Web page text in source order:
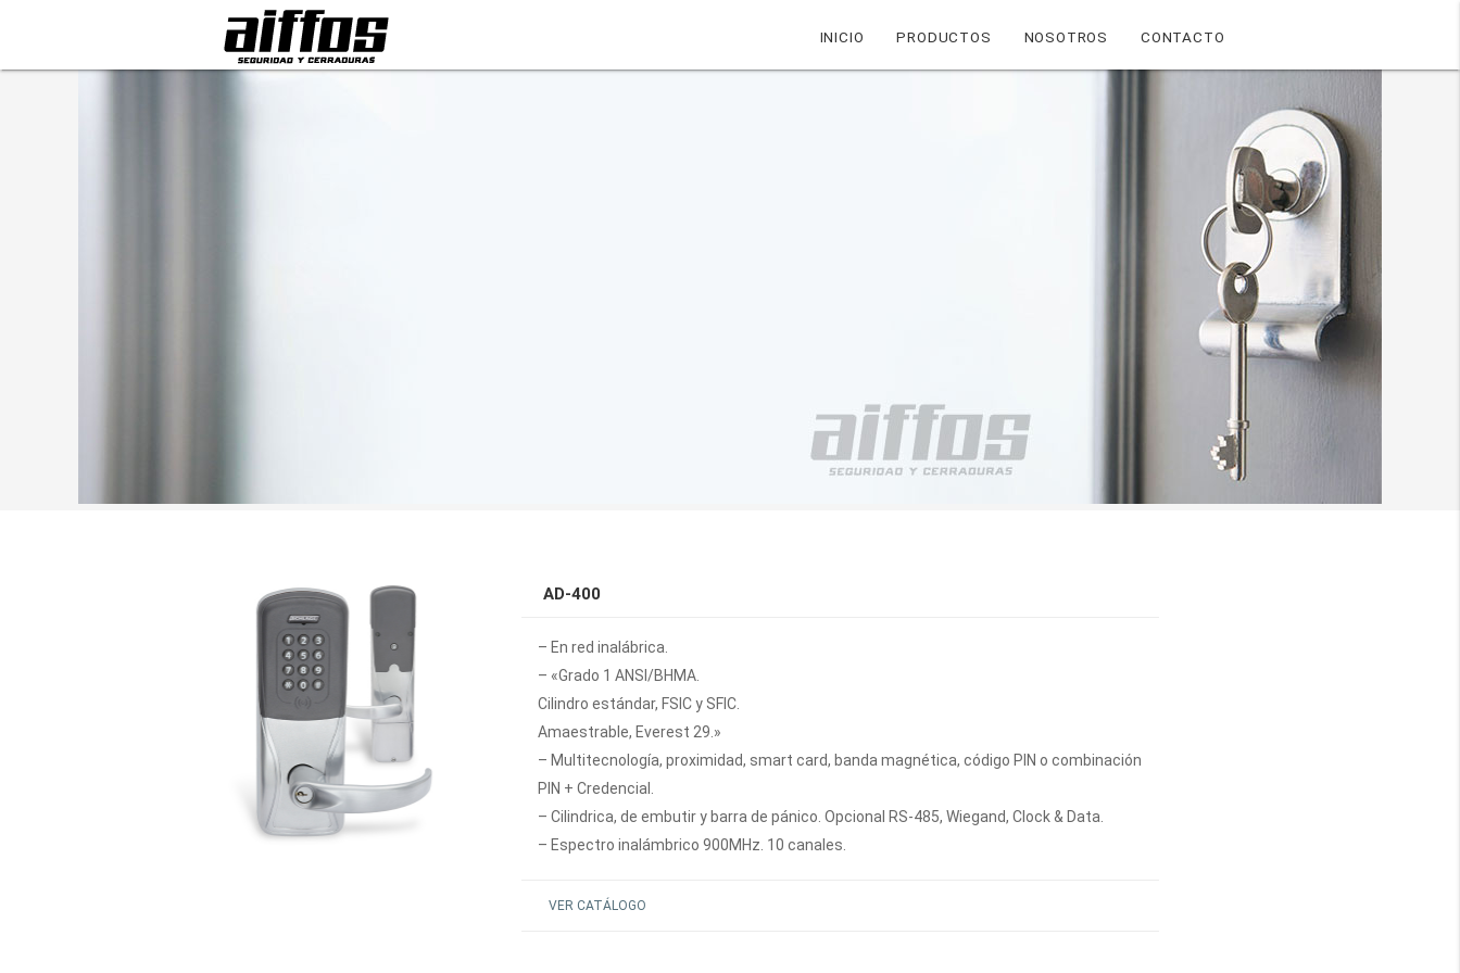
INICIO PRODUCTOS NOSOTROS CONTACTO
AD-400
– En red inalábrica.
– «Grado 1 ANSI/BHMA.
Cilindro estándar, FSIC y SFIC.
Amaestrable, Everest 29.»
– Multitecnología, proximidad, smart card, banda magnética, código PIN o combinación
PIN + Credencial.
– Cilindrica, de embutir y barra de pánico. Opcional RS-485, Wiegand, Clock & Data.
– Espectro inalámbrico 900MHz. 10 canales.
VER CATÁLOGO